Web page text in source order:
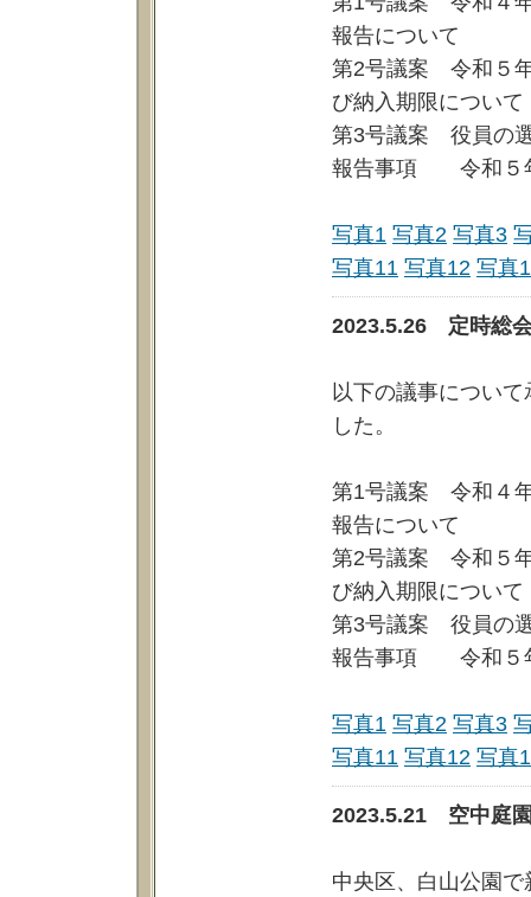
報告について
第2号議案 令和５
び納入期限について
第3号議案 役員の
報告事項 令和５年
写真1 写真2 写真3
写真11 写真12 写真
2023.5.26 定時総
以下の議事につい
した。
第1号議案 令和４
報告について
第2号議案 令和５
び納入期限について
第3号議案 役員の
報告事項 令和５年
写真1 写真2 写真3
写真11 写真12 写真
2023.5.21 空中庭
中央区、白山公園